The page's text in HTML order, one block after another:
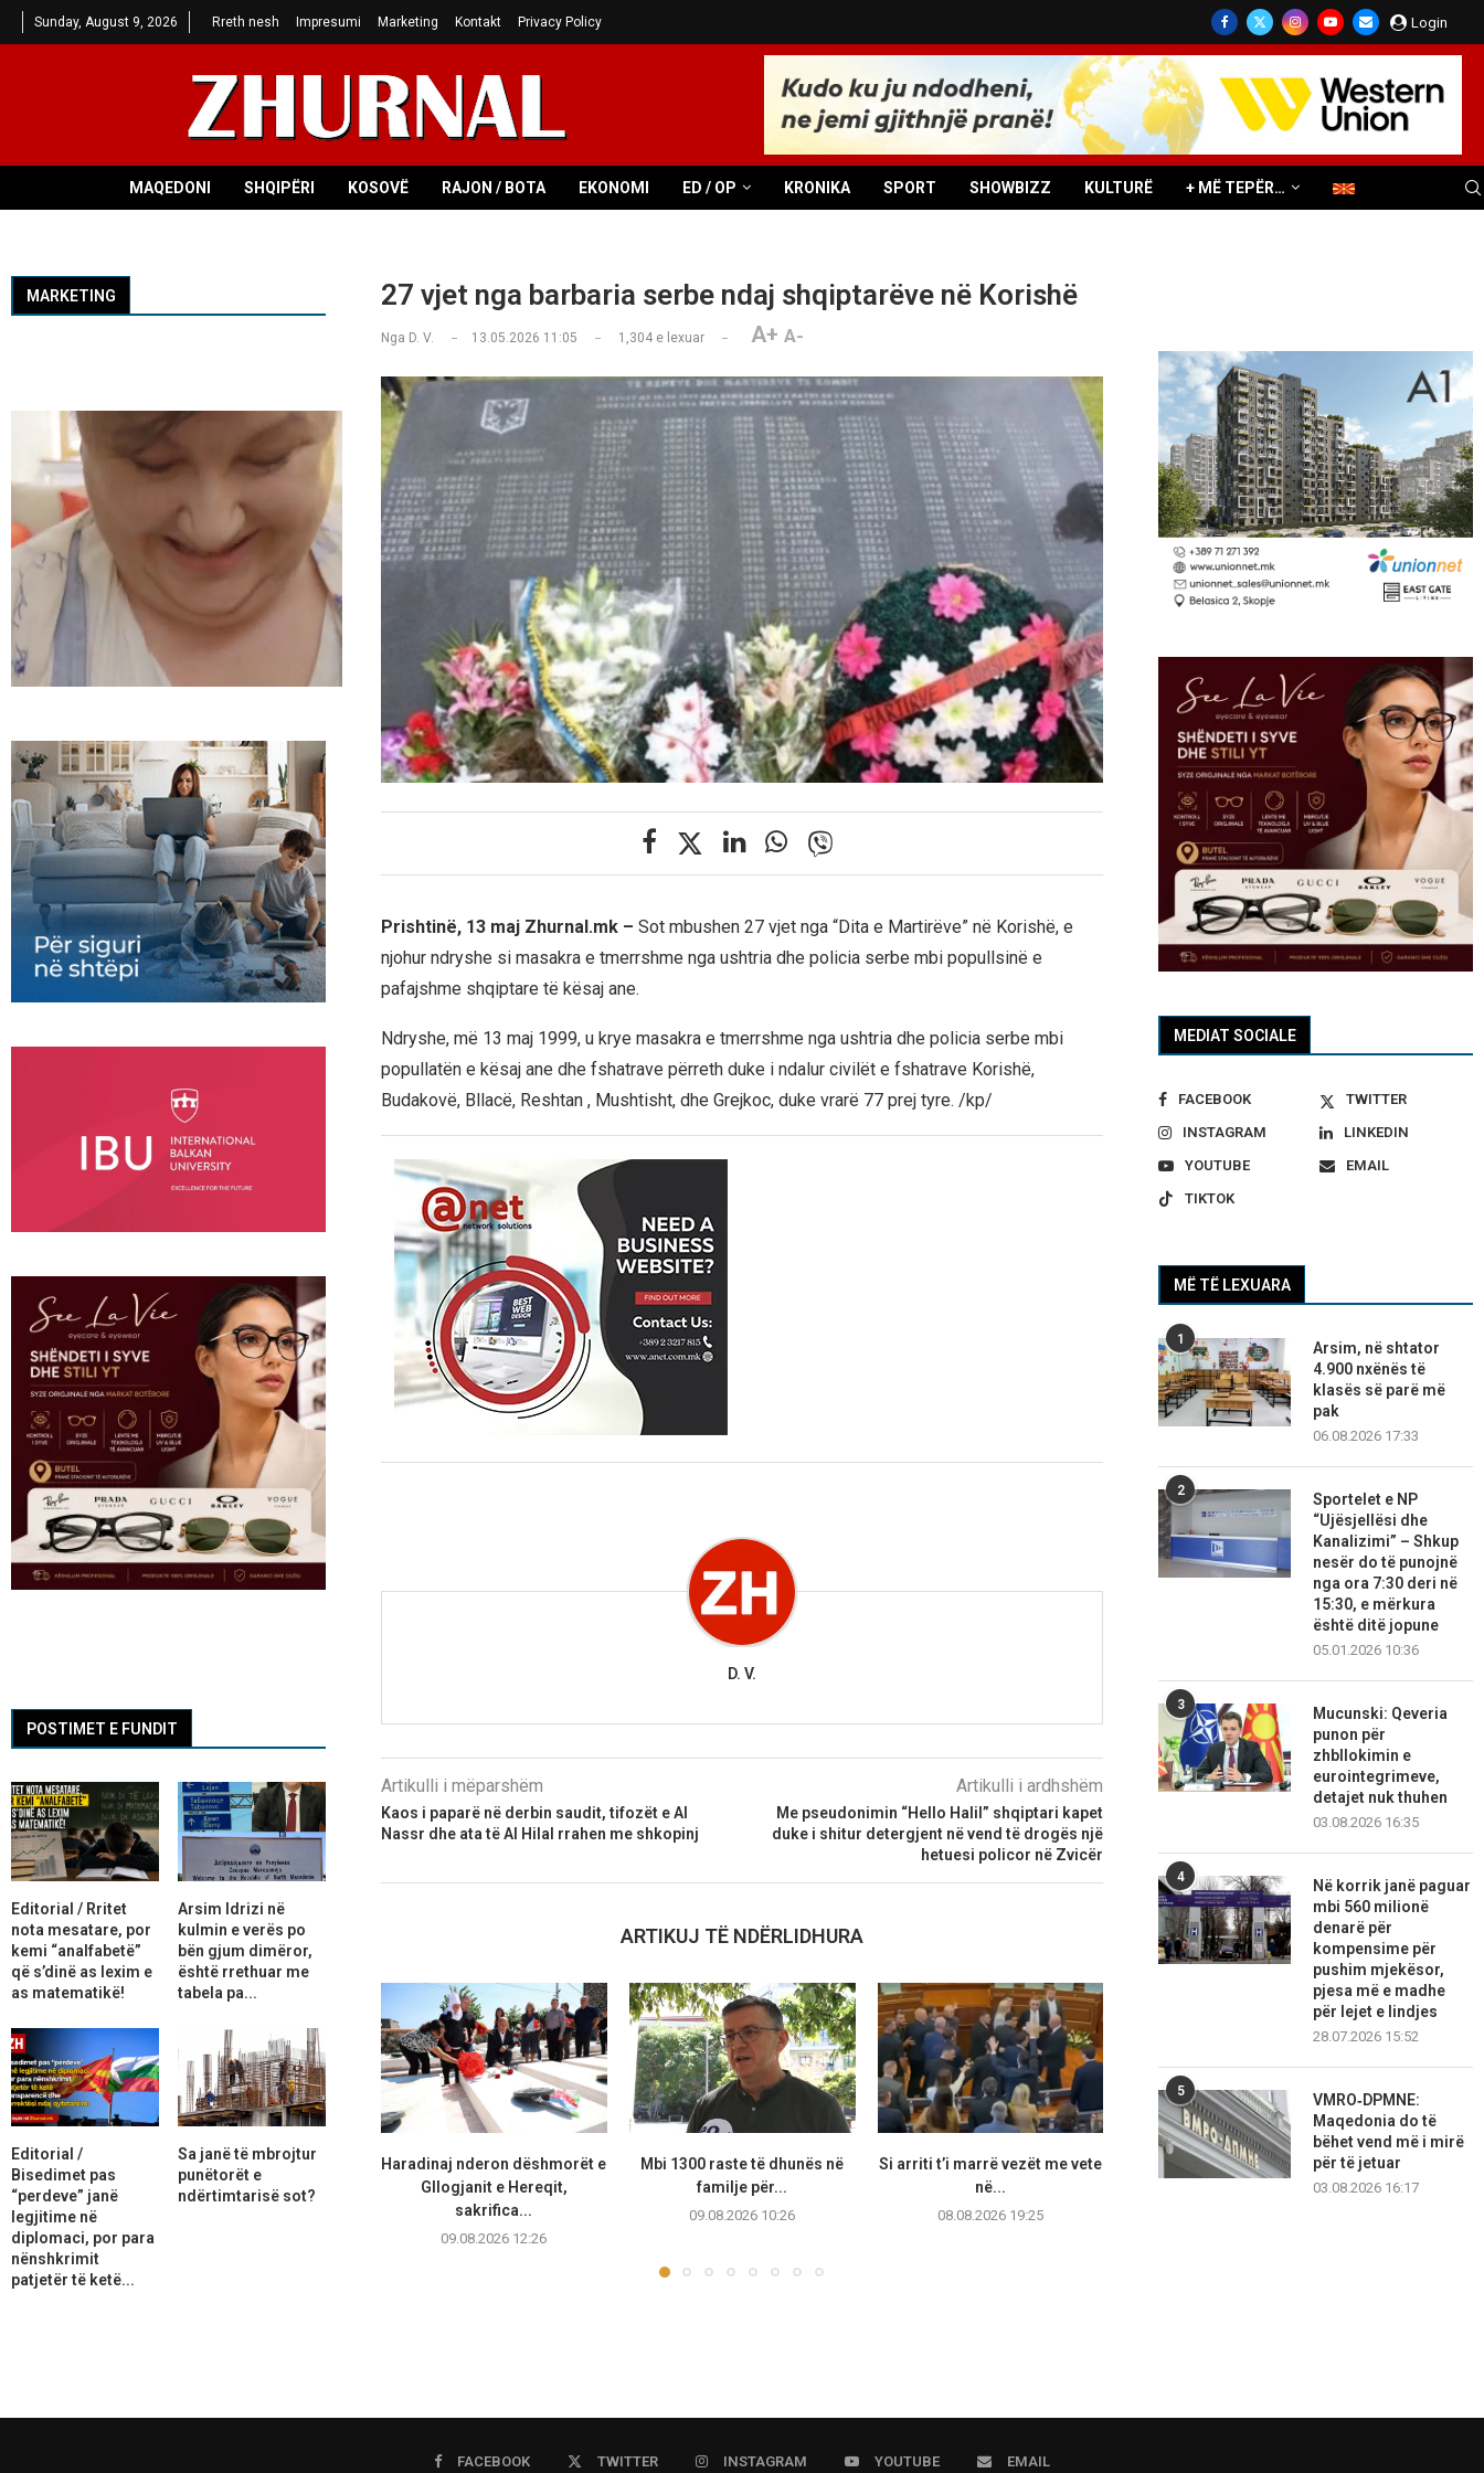
Sunday, August 9, 2026 Rreth nesh Impresumi Marketing Kontakt Privacy Policy Login
MAQEDONI SHQIPËRI KOSOVË RAJON / BOTA EKONOMI ED / OP KRONIKA SPORT SHOWBIZZ KULTURË + MË TEPËR…
​27 vjet nga barbaria serbe ndaj shqiptarëve në Korishë
Nga D. V. 13.05.2026 11:05 1,304e lexuar A+ A-
Prishtinë, 13 maj Zhurnal.mk – Sot mbushen 27 vjet nga “Dita e Martirëve” në Korishë, e
njohur ndryshe si masakra e tmerrshme nga ushtria dhe policia serbe mbi popullsinë e
pafajshme shqiptare të kësaj ane.
Ndryshe, më 13 maj 1999, u krye masakra e tmerrshme nga ushtria dhe policia serbe mbi
popullatën e kësaj ane dhe fshatrave përreth duke i ndalur civilët e fshatrave Korishë,
Budakovë, Bllacë, Reshtan , Mushtisht, dhe Grejkoc, duke vrarë 77 prej tyre. /kp/
D. V.
Artikulli i mëparshëm
Kaos i paparë në derbin saudit, tifozët e Al
Nassr dhe ata të Al Hilal rrahen me shkopinj
Artikulli i ardhshëm
Me pseudonimin “Hello Halil” shqiptari kapet
duke i shitur detergjent në vend të drogës një
hetuesi policor në Zvicër
ARTIKUJ TË NDËRLIDHURA
Haradinaj nderon dëshmorët e
Gllogjanit e Hereqit,
sakrifica...
09.08.2026 12:26
Mbi 1300 raste të dhunës në
familje për...
09.08.2026 10:26
Si arriti t’i marrë vezët me vete
në...
08.08.2026 19:25
Mbi 120 fluturime nga
Gjermania drejt Kosovës
Time Kadrijaj
MEDIAT SOCIALE
FACEBOOK
TWITTER
INSTAGRAM
LINKEDIN
YOUTUBE
EMAIL
TIKTOK
MË TË LEXUARA
1
Arsim, në shtator
4.900 nxënës të
klasës së parë më
pak
06.08.2026 17:33
2
Sportelet e NP
“Ujësjellësi dhe
Kanalizimi” – Shkup
nesër do të punojnë
nga ora 7:30 deri në
15:30, e mërkura
është ditë jopune
05.01.2026 10:36
3
Mucunski: Qeveria
punon për
zhbllokimin e
eurointegrimeve,
detajet nuk thuhen
03.08.2026 16:35
4
Në korrik janë paguar
mbi 560 milionë
denarë për
kompensime për
pushim mjekësor,
pjesa më e madhe
për lejet e lindjes
28.07.2026 15:52
5
VMRO‑DPMNE:
Maqedonia do të
bëhet vend më i mirë
për të jetuar
03.08.2026 16:17
MARKETING
POSTIMET E FUNDIT
Editorial / Rritet
nota mesatare, por
kemi “analfabetë”
që s’dinë as lexim e
as matematikë!
Arsim Idrizi në
kulmin e verës po
bën gjum dimëror,
është rrethuar me
tabela pa...
Editorial /
Bisedimet pas
“perdeve” janë
legjitime në
diplomaci, por para
nënshkrimit
patjetër të ketë...
Sa janë të mbrojtur
punëtorët e
ndërtimtarisë sot?
FACEBOOK TWITTER INSTAGRAM YOUTUBE EMAIL